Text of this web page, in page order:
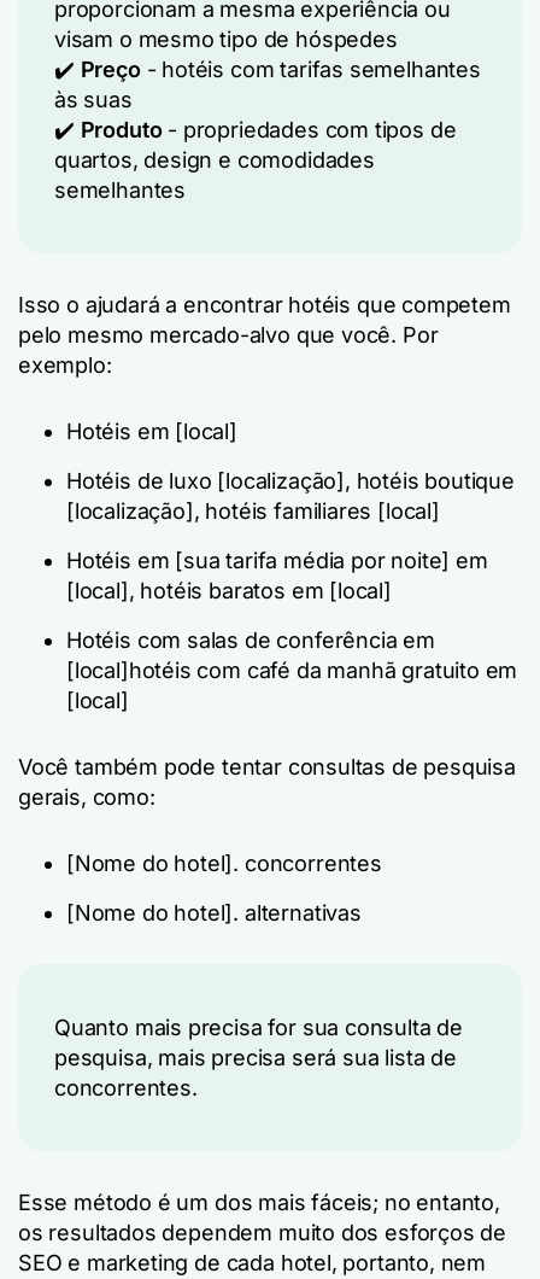
proporcionam a mesma experiência ou
visam o mesmo tipo de hóspedes
✔️ Preço- hotéis com tarifas semelhantes
às suas
✔️ Produto- propriedades com tipos de
quartos, design e comodidades
semelhantes
Isso o ajudará a encontrar hotéis que competem
pelo mesmo mercado-alvo que você. Por
exemplo:
Hotéis em [local]
Hotéis de luxo [localização], hotéis boutique
[localização], hotéis familiares [local]
Hotéis em [sua tarifa média por noite] em
[local] , hotéis baratos em [local]
Hotéis com salas de conferência em
[local] hotéis com café da manhã gratuito em
[local]
Você também pode tentar consultas de pesquisa
gerais, como:
[Nome do hotel]. concorrentes
[Nome do hotel]. alternativas
Quanto mais precisa for sua consulta de
pesquisa, mais precisa será sua lista de
concorrentes.
Esse método é um dos mais fáceis; no entanto,
os resultados dependem muito dos esforços de
SEO e marketing de cada hotel, portanto, nem